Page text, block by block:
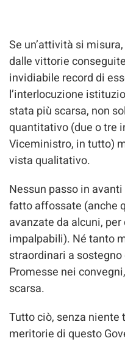
Se un’attività si
dalle vittorie
invidiabile record di
l’interlocuzione
stata più scarsa, non
quantitativo (due o tre
Viceministro, in tutto)
vista qualitativo.
Nessun passo in
fatto affossate (anche
avanzate da alcuni,
impalpabili). Né tanto
straordinari a
Promesse nei
scarsa.
Tutto ciò, senza
meritorie di questo